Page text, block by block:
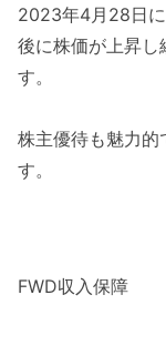
2023年4月28日
後に株価が上昇し
す。
株主優待も魅力的
す。
FWD収入保障